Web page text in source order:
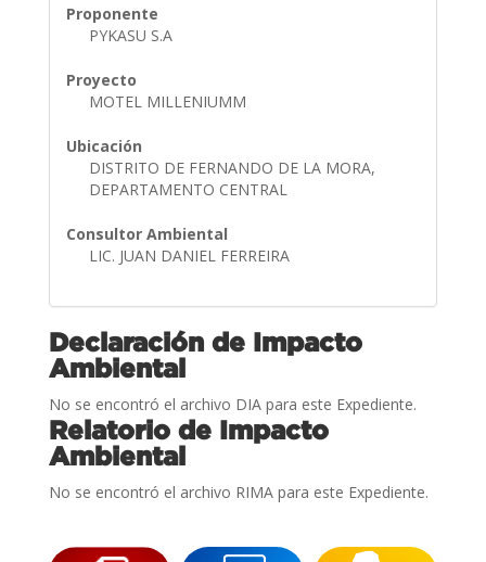
Proponente
PYKASU S.A
Proyecto
MOTEL MILLENIUMM
Ubicación
DISTRITO DE FERNANDO DE LA MORA,
DEPARTAMENTO CENTRAL
Consultor Ambiental
LIC. JUAN DANIEL FERREIRA
Declaración de Impacto
Ambiental
No se encontró el archivo DIA para este Expediente.
Relatorio de Impacto
Ambiental
No se encontró el archivo RIMA para este Expediente.